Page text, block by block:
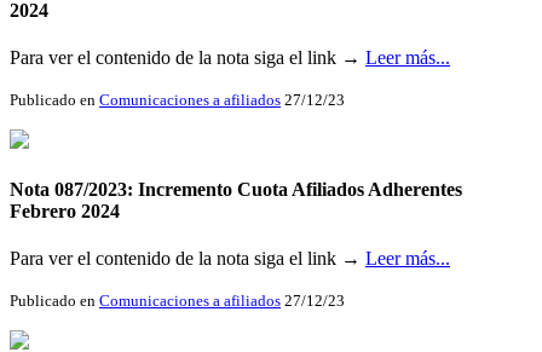
2024
Para ver el contenido de la nota siga el link → Leer más...
Publicado en Comunicaciones a afiliados 27/12/23
Nota 087/2023: Incremento Cuota Afiliados Adherentes
Febrero 2024
Para ver el contenido de la nota siga el link → Leer más...
Publicado en Comunicaciones a afiliados 27/12/23